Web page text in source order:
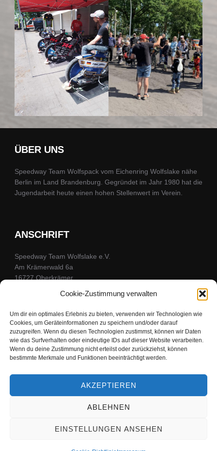
Cookie-Zustimmung verwalten
Um dir ein optimales Erlebnis zu bieten, verwenden wir Technologien wie
Cookies, um Geräteinformationen zu speichern und/oder darauf
zuzugreifen. Wenn du diesen Technologien zustimmst, können wir Daten
wie das Surfverhalten oder eindeutige IDs auf dieser Website verarbeiten.
Wenn du deine Zustimmung nicht erteilst oder zurückziehst, können
bestimmte Merkmale und Funktionen beeinträchtigt werden.
AKZEPTIEREN
ABLEHNEN
EINSTELLUNGEN ANSEHEN
ÜBER UNS
Speedway Team Wolfspack vom Eichenring Wolfslake nähe
Berlin im Land Brandenburg. Gegründet im Jahr 1980 hat die
Jugendarbeit heute einen hohen Stellenwert im Verein.
ANSCHRIFT
Speedway Team Wolfslake e.V.
Am Krämerwald 6a
16727 Oberkrämer
FOLGE UNS
Bleibe mit uns in Kontakt
facebookyoutubeinstagram
Copyright © 2026 Speedwayteam Wolfslake